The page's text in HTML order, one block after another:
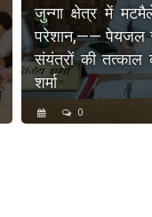
जुन्गा क्षेत्र में
परेशान,—— पेयजल
संयंत्रों की तत्काल
शर्मा
0